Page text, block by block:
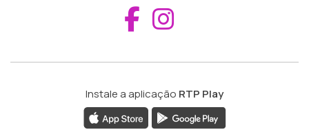
Aceder ao
Instale a aplicação RTP Play